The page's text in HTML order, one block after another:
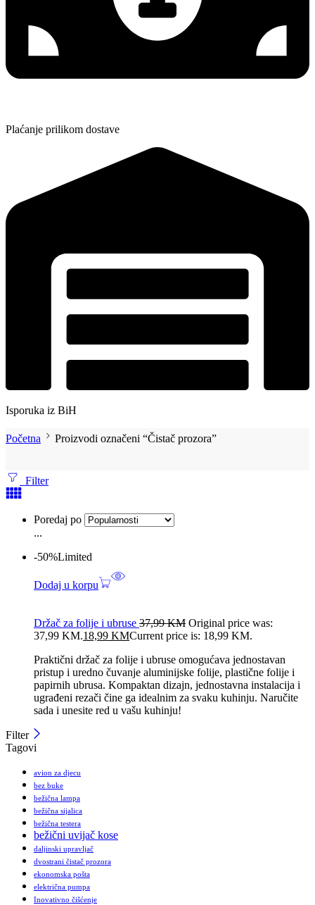
Plaćanje prilikom dostave
Isporuka iz BiH
Početna Proizvodi označeni “Čistač prozora”
Filter
Poredaj po
...
-50%Limited
Dodaj u korpu
Držač za folije i ubruse 37,99KM Original price was:
37,99 KM.18,99 KMCurrent price is: 18,99 KM.
Praktični držač za folije i ubruse omogućava jednostavan
pristup i uredno čuvanje aluminijske folije, plastične folije i
papirnih ubrusa. Kompaktan dizajn, jednostavna instalacija i
ugrađeni rezači čine ga idealnim za svaku kuhinju. Naručite
sada i unesite red u vašu kuhinju!
Filter
Tagovi
avion za djecu
bez buke
bežična lampa
bežična sijalica
bežična testera
bežični uvijač kose
daljinski upravljač
dvostrani čistač prozora
ekonomska pošta
električna pumpa
Inovativno čišćenje